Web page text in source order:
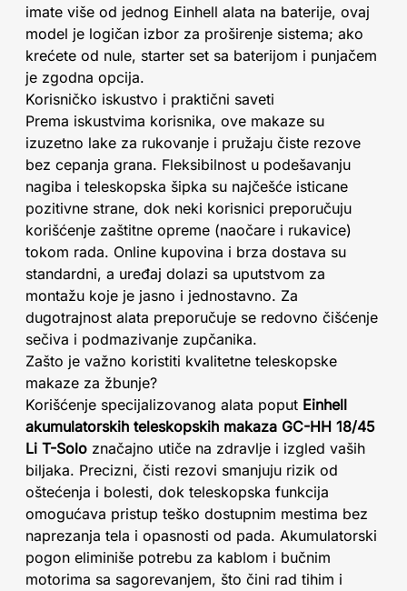
imate više od jednog Einhell alata na baterije, ovaj
model je logičan izbor za proširenje sistema; ako
krećete od nule, starter set sa baterijom i punjačem
je zgodna opcija.
Korisničko iskustvo i praktični saveti
Prema iskustvima korisnika, ove makaze su
izuzetno lake za rukovanje i pružaju čiste rezove
bez cepanja grana. Fleksibilnost u podešavanju
nagiba i teleskopska šipka su najčešće isticane
pozitivne strane, dok neki korisnici preporučuju
korišćenje zaštitne opreme (naočare i rukavice)
tokom rada. Online kupovina i brza dostava su
standardni, a uređaj dolazi sa uputstvom za
montažu koje je jasno i jednostavno. Za
dugotrajnost alata preporučuje se redovno čišćenje
sečiva i podmazivanje zupčanika.
Zašto je važno koristiti kvalitetne teleskopske
makaze za žbunje?
Korišćenje specijalizovanog alata poput Einhell
akumulatorskih teleskopskih makaza GC-HH 18/45
Li T-Solo značajno utiče na zdravlje i izgled vaših
biljaka. Precizni, čisti rezovi smanjuju rizik od
oštećenja i bolesti, dok teleskopska funkcija
omogućava pristup teško dostupnim mestima bez
naprezanja tela i opasnosti od pada. Akumulatorski
pogon eliminiše potrebu za kablom i bučnim
motorima sa sagorevanjem, što čini rad tihim i